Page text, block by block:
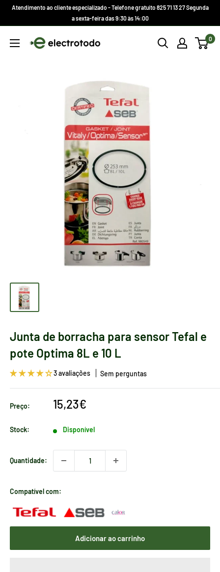
Atendimento ao cliente especializado - Telefone gratuito 825 71 13 27 Segunda
a sexta-feira das 9:30 às 14:00
Electrotodo.es 0
Junta de borracha para sensor Tefal e
pote Optima 8L e 10 L
3 avaliações Sem perguntas
Preço:
Preço
venda
15,23€
Stock: Disponível
Quantidade:
Compatível com:
Adicionar ao carrinho